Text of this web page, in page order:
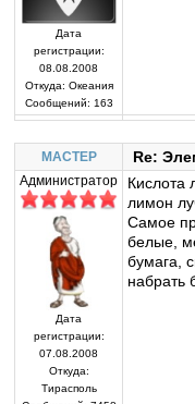
Дата
регистрации:
08.08.2008
Откуда: Океания
Сообщений: 163
MACTEP Re:
Администратор
Дата
регистрации:
07.08.2008
Откуда:
Тирасполь
Кислота
лимон
Самое
белые,
бумага,
набрать